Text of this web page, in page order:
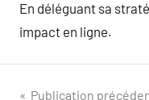
En déléguant sa
impact en ligne.
Publication